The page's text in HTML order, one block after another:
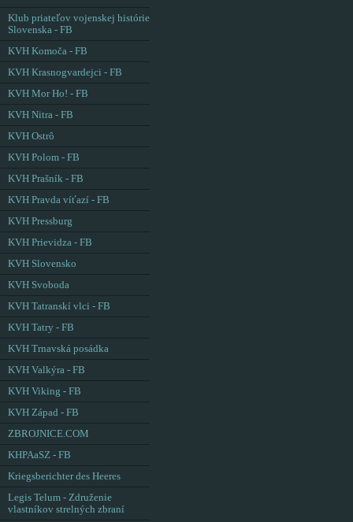
Klub priateľov vojenskej histórie
Slovenska - FB
KVH Komoča - FB
KVH Krasnogvardejci - FB
KVH Mor Ho! - FB
KVH Nitra - FB
KVH Ostrô
KVH Polom - FB
KVH Prašník - FB
KVH Pravda víťazí - FB
KVH Pressburg
KVH Prievidza - FB
KVH Slovensko
KVH Svoboda
KVH Tatranskí vlci - FB
KVH Tatry - FB
KVH Trnavská posádka
KVH Valkýra - FB
KVH Viking - FB
KVH Západ - FB
ZBROJNICE.COM
KHPAaSZ - FB
Kriegsberichter des Heeres
Legis Telum - Združenie
vlastníkov strelných zbraní